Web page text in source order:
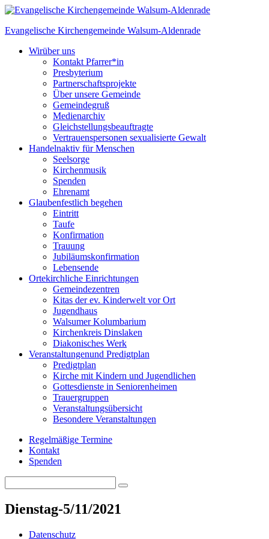
Skip
content
Evangelische Kirchengemeinde Walsum-Aldenrade
Wirüber uns
Kontakt Pfarrer*in
Presbyterium
Partnerschaftsprojekte
Über unsere Gemeinde
Gemeindegruß
Medienarchiv
Gleichstellungs­beauftragte
Vertrauenspersonen sexualisierte Gewalt
Handelnaktiv für Menschen
Seelsorge
Kirchenmusik
Spenden
Ehrenamt
Glaubenfestlich begehen
Eintritt
Taufe
Konfirmation
Trauung
Jubiläumskonfirmation
Lebensende
Ortekirchliche Einrichtungen
Gemeindezentren
Kitas der ev. Kinderwelt vor Ort
Jugendhaus
Walsumer Kolumbarium
Kirchenkreis Dinslaken
Diakonisches Werk
Veranstaltungenund Predigtplan
Predigtplan
Kirche mit Kindern und Jugendlichen
Gottesdienste in Seniorenheimen
Trauergruppen
Veranstaltungsübersicht
Besondere Veranstaltungen
Regelmäßige Termine
Kontakt
Spenden
for:
Search
Dienstag-5/11/2021
Datenschutz